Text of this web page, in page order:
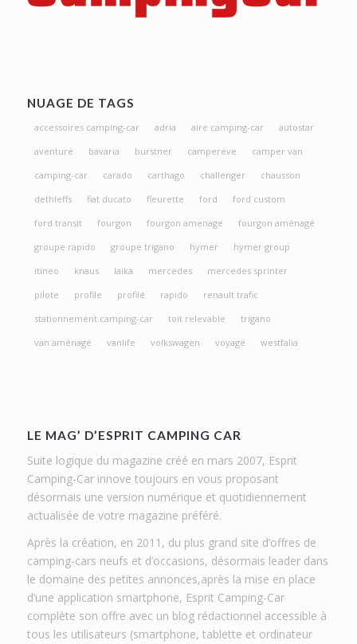
NUAGE DE TAGS
accessoires camping-car adria aire camping-car
autostar
aventure
bavaria burstner campereve
camper van
camping-car
carado carthago challenger
chausson
dethleffs
fiat ducato fleurette ford
ford custom
ford transit
fourgon fourgon amenage
fourgon aménagé
groupe rapido
groupe trigano hymer
hymer group
itineo
knaus laika mercedes
mercedes sprinter
pilote
profile profilé rapido
renault trafic
stationnement camping-car
toit relevable
trigano
van aménagé
vanlife volkswagen voyage westfalia
LE MAG’ D’ESPRIT CAMPING CAR
Suite logique du magazine créé en mars 2007, Esprit
Camping-Car innove toujours en vous proposant
désormais une version numérique et quotidiennement
actualisée de votre magazine préféré.
Après la création, en 2011, du plus grand site d’offres de
camping-cars neufs et d’occasions, désormais leader dans
le domaine des petites annonces,après la mise en place
d’une application smartphone, Esprit Camping-Car
complète son offre avec un blog rédactionnel accessible à
tous les utilisateurs (smartphone, tablette et ordinateur